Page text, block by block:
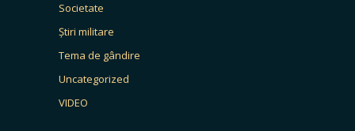
Societate
Știri militare
Tema de gândire
Uncategorized
VIDEO